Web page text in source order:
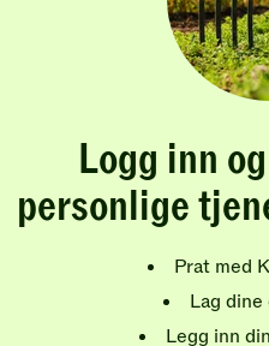
Logg inn
personlige
Prat med
Lag
Legg inn